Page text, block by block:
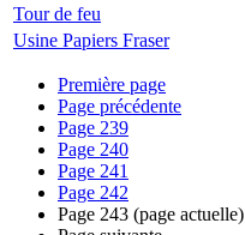
Tour de feu
Usine Papiers Fraser
Première page
Page précédente
Page 239
Page 240
Page 241
Page 242
Page 243 (page actuelle)